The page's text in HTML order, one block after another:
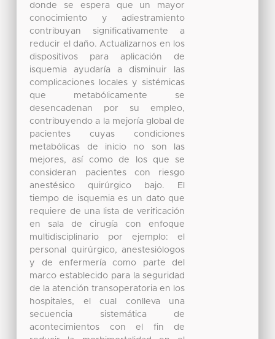
donde se espera que un mayor
conocimiento y adiestramiento
contribuyan significativamente a
reducir el daño. Actualizarnos en los
dispositivos para aplicación de
isquemia ayudaría a disminuir las
complicaciones locales y sistémicas
que metabólicamente se
desencadenan por su empleo,
contribuyendo a la mejoría global de
pacientes cuyas condiciones
metabólicas de inicio no son las
mejores, así como de los que se
consideran pacientes con riesgo
anestésico quirúrgico bajo. El
tiempo de isquemia es un dato que
requiere de una lista de verificación
en sala de cirugía con enfoque
multidisciplinario por ejemplo: el
personal quirúrgico, anestesiólogos
y de enfermería como parte del
marco establecido para la seguridad
de la atención transoperatoria en los
hospitales, el cual conlleva una
secuencia sistemática de
acontecimientos con el fin de